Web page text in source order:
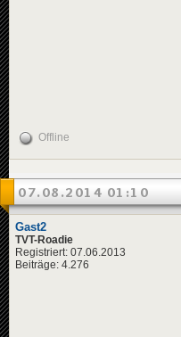
Offline
07.08.2014 01:10
Gast2
TVT-Roadie
Registriert: 07.06.2013
Beiträge: 4.276